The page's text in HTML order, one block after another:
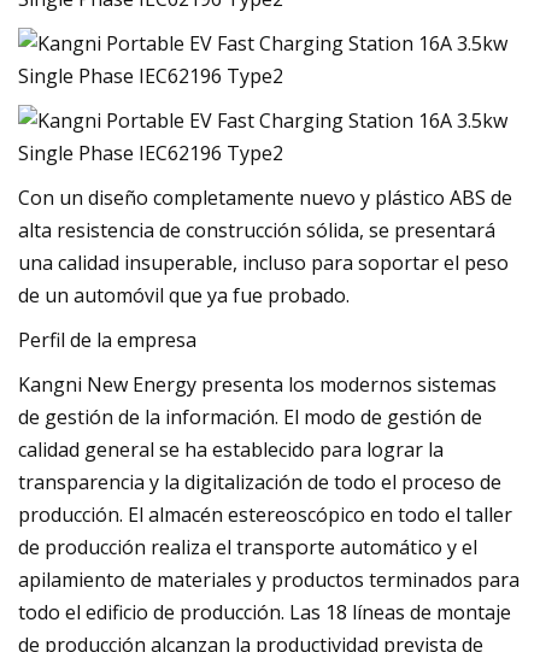
Con un diseño completamente nuevo y plástico ABS de
alta resistencia de construcción sólida, se presentará
una calidad insuperable, incluso para soportar el peso
de un automóvil que ya fue probado.
Perfil de la empresa
Kangni New Energy presenta los modernos sistemas
de gestión de la información. El modo de gestión de
calidad general se ha establecido para lograr la
transparencia y la digitalización de todo el proceso de
producción. El almacén estereoscópico en todo el taller
de producción realiza el transporte automático y el
apilamiento de materiales y productos terminados para
todo el edificio de producción. Las 18 líneas de montaje
de producción alcanzan la productividad prevista de